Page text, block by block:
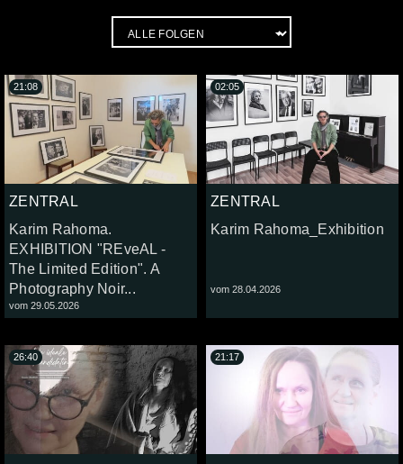
ZENTRAL
Karim Rahoma.
EXHIBITION "REveAL -
The Limited Edition". A
Photography Noir...
vom 29.05.2026
21:08
ZENTRAL
Karim Rahoma_Exhibition
vom 28.04.2026
02:05
26:40 21:17